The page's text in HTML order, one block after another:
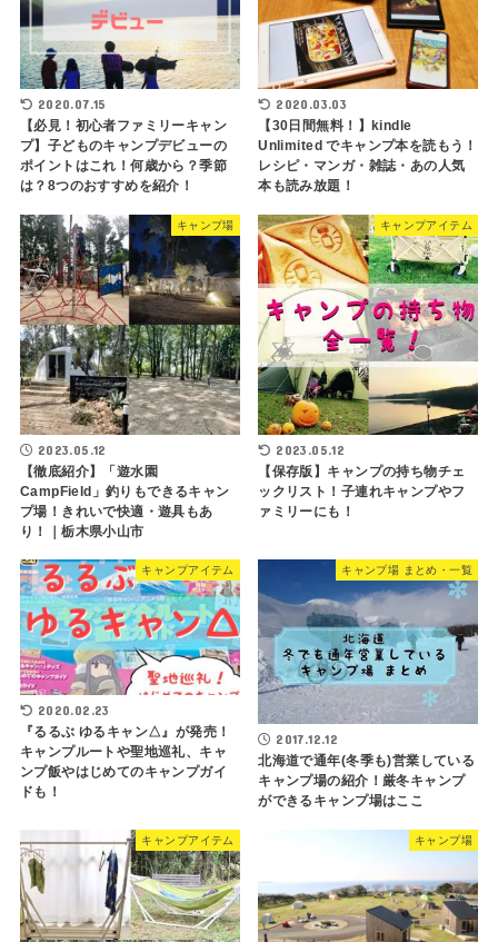
2020.07.15
【必見！初心者ファミリーキャン
プ】子どものキャンプデビューの
ポイントはこれ！何歳から？季節
は？8つのおすすめを紹介！
2020.03.03
【30日間無料！】kindle
Unlimited でキャンプ本を読もう！
レシピ・マンガ・雑誌・あの人気
本も読み放題！
キャンプ場
2023.05.12
【徹底紹介】「遊水園
CampField」釣りもできるキャン
プ場！きれいで快適・遊具もあ
り！｜栃木県小山市
キャンプアイテム
2023.05.12
【保存版】キャンプの持ち物チェ
ックリスト！子連れキャンプやフ
ァミリーにも！
キャンプアイテム
2020.02.23
『るるぶ ゆるキャン△』が発売！
キャンプルートや聖地巡礼、キャ
ンプ飯やはじめてのキャンプガイ
ドも！
キャンプ場 まとめ・一覧
2017.12.12
北海道で通年(冬季も)営業している
キャンプ場の紹介！厳冬キャンプ
ができるキャンプ場はここ
キャンプアイテム キャンプ場